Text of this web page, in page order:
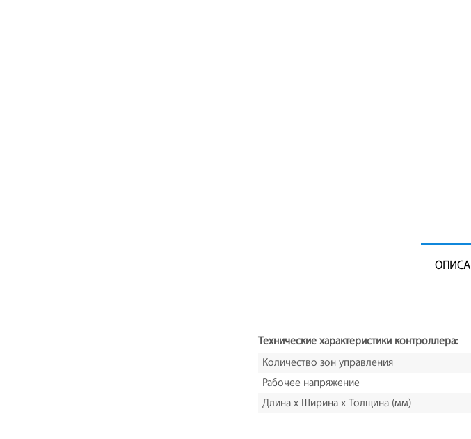
Технические характеристики контроллера:
Количество зон управления
Рабочее напряжение
Длина x Ширина x Толщина (мм)